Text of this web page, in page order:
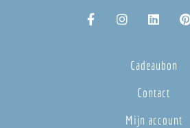
Cadeaubon
Contact
Mijn account